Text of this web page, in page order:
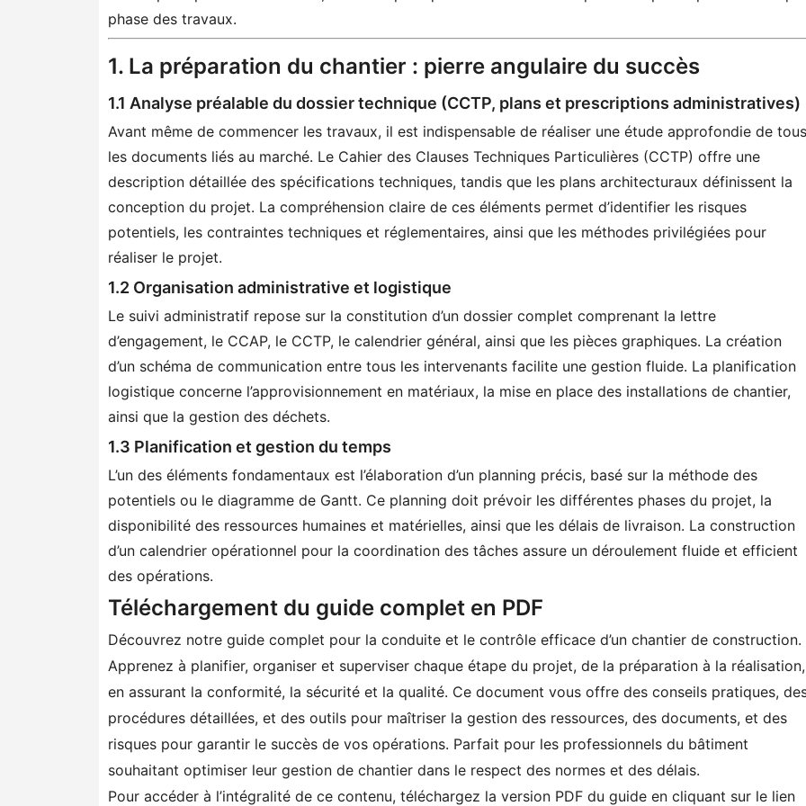
phase des travaux.
1. La préparation du chantier : pierre angulaire du succès
1.1 Analyse préalable du dossier technique (CCTP, plans et prescriptions administratives)
Avant même de commencer les travaux, il est indispensable de réaliser une étude approfondie de tous
les documents liés au marché. Le Cahier des Clauses Techniques Particulières (CCTP) offre une
description détaillée des spécifications techniques, tandis que les plans architecturaux définissent la
conception du projet. La compréhension claire de ces éléments permet d’identifier les risques
potentiels, les contraintes techniques et réglementaires, ainsi que les méthodes privilégiées pour
réaliser le projet.
1.2 Organisation administrative et logistique
Le suivi administratif repose sur la constitution d’un dossier complet comprenant la lettre
d’engagement, le CCAP, le CCTP, le calendrier général, ainsi que les pièces graphiques. La création
d’un schéma de communication entre tous les intervenants facilite une gestion fluide. La planification
logistique concerne l’approvisionnement en matériaux, la mise en place des installations de chantier,
ainsi que la gestion des déchets.
1.3 Planification et gestion du temps
L’un des éléments fondamentaux est l’élaboration d’un planning précis, basé sur la méthode des
potentiels ou le diagramme de Gantt. Ce planning doit prévoir les différentes phases du projet, la
disponibilité des ressources humaines et matérielles, ainsi que les délais de livraison. La construction
d’un calendrier opérationnel pour la coordination des tâches assure un déroulement fluide et efficient
des opérations.
Téléchargement du guide complet en PDF
Découvrez notre guide complet pour la conduite et le contrôle efficace d’un chantier de construction.
Apprenez à planifier, organiser et superviser chaque étape du projet, de la préparation à la réalisation,
en assurant la conformité, la sécurité et la qualité. Ce document vous offre des conseils pratiques,
procédures détaillées, et des outils pour maîtriser la gestion des ressources, des documents, et des
risques pour garantir le succès de vos opérations. Parfait pour les professionnels du bâtiment
souhaitant optimiser leur gestion de chantier dans le respect des normes et des délais.
Pour accéder à l’intégralité de ce contenu, téléchargez la version PDF du guide en cliquant sur le lien